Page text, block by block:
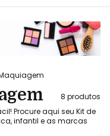
8 produtos
Procure aqui seu Kit de
infantil e as marcas